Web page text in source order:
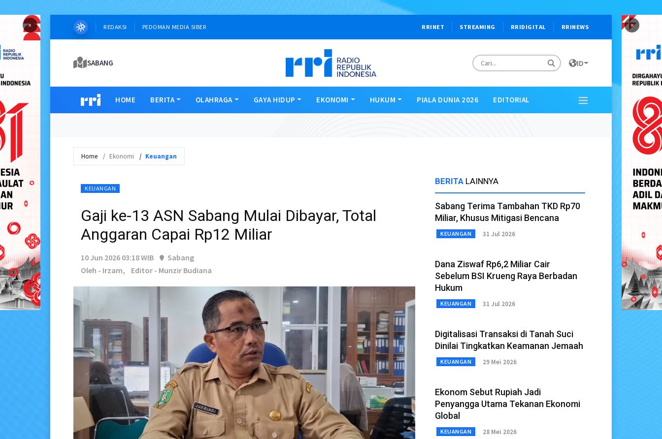
× ×
REDAKSI PEDOMAN MEDIA SIBER RRINET STREAMING RRIDIGITAL RRINEWS
SABANG ID
HOME BERITA OLAHRAGA GAYA HIDUP EKONOMI HUKUM PIALA DUNIA 2026 EDITORIAL
Home Ekonomi Keuangan
KEUANGAN
Gaji ke-13 ASN Sabang Mulai Dibayar, Total
Anggaran Capai Rp12 Miliar
10 Jun 2026 03:18 WIB
Sabang
Oleh - Irzam,
Editor - Munzir Budiana
BERITA LAINNYA
Sabang Terima Tambahan TKD Rp70
Miliar, Khusus Mitigasi Bencana
KEUANGAN 31 Jul 2026
Dana Ziswaf Rp6,2 Miliar Cair
Sebelum BSI Krueng Raya Berbadan
Hukum
KEUANGAN 31 Jul 2026
Digitalisasi Transaksi di Tanah Suci
Dinilai Tingkatkan Keamanan Jemaah
KEUANGAN 29 Mei 2026
Ekonom Sebut Rupiah Jadi
Penyangga Utama Tekanan Ekonomi
Global
KEUANGAN 28 Mei 2026